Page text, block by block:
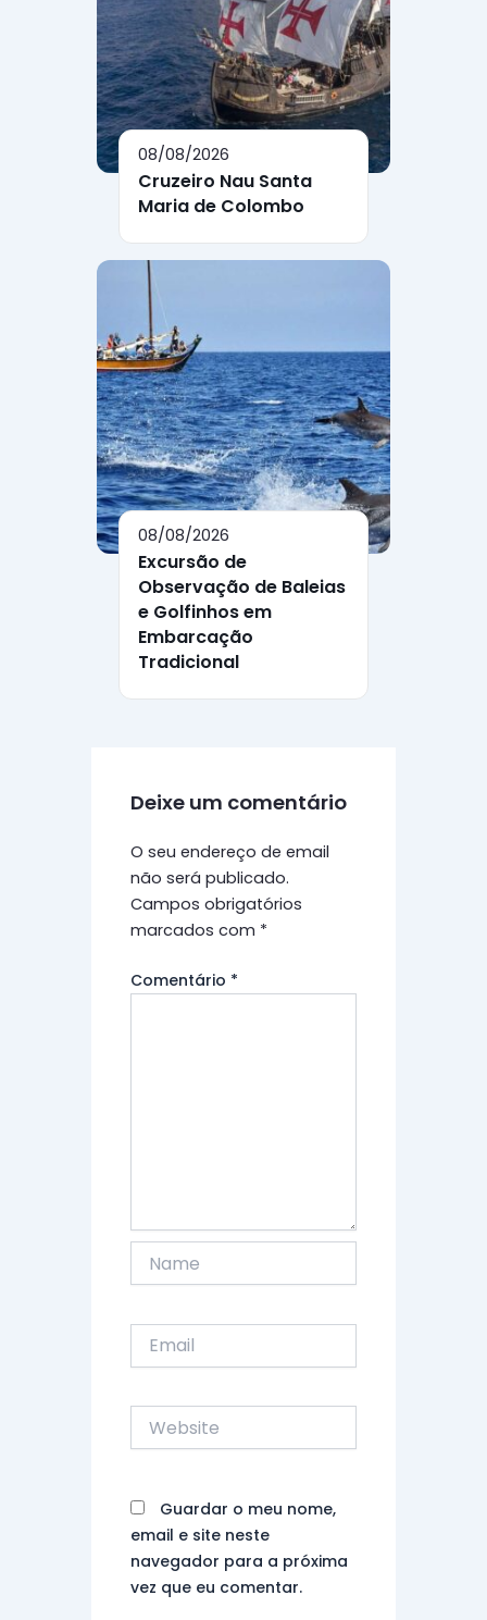
08/08/2026
Cruzeiro Nau Santa
Maria de Colombo
08/08/2026
Excursão de
Observação de Baleias
e Golfinhos em
Embarcação
Tradicional
Deixe um comentário
O seu endereço de email
não será publicado.
Campos obrigatórios
marcados com *
Comentário *
Website
Guardar o meu nome,
email e site neste
navegador para a próxima
vez que eu comentar.